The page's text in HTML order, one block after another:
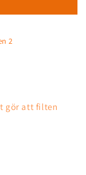
2
gör att filten